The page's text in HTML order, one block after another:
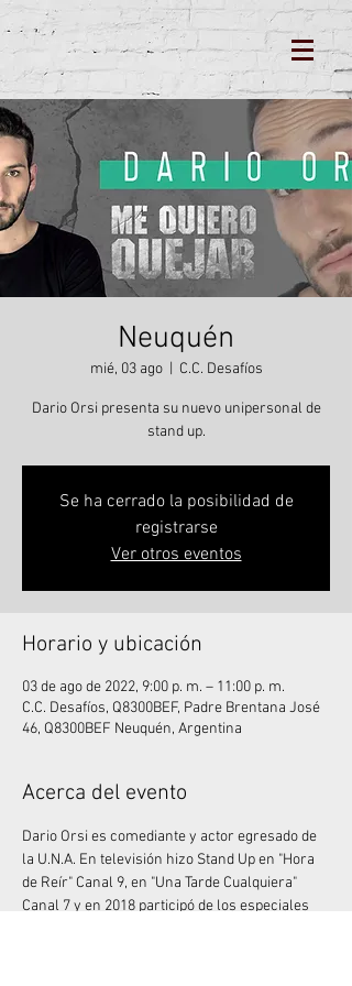
Neuquén
mié, 03 ago
  |
C.C. Desafíos
Dario Orsi presenta su nuevo unipersonal de
stand up.
Se ha cerrado la posibilidad de
registrarse
Ver otros eventos
Horario y ubicación
03 de ago de 2022, 9:00 p. m. – 11:00 p. m.
C.C. Desafíos, Q8300BEF, Padre Brentana José
46, Q8300BEF Neuquén, Argentina
Acerca del evento
Dario Orsi es comediante y actor egresado de
la U.N.A. En televisión hizo Stand Up en "Hora
de Reír" Canal 9, en "Una Tarde Cualquiera"
Canal 7 y en 2018 participó de los especiales